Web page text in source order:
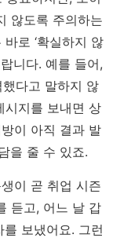
않도록 주의하는
로 ‘확실하지 않
니다. 예를 들어,
했다고 말하지 않
시지를 보내면 상
이 아직 결과 발
을 줄 수 있죠.
이 곧 취업 시즌
듣고, 어느 날 갑
를 보냈어요. 그런